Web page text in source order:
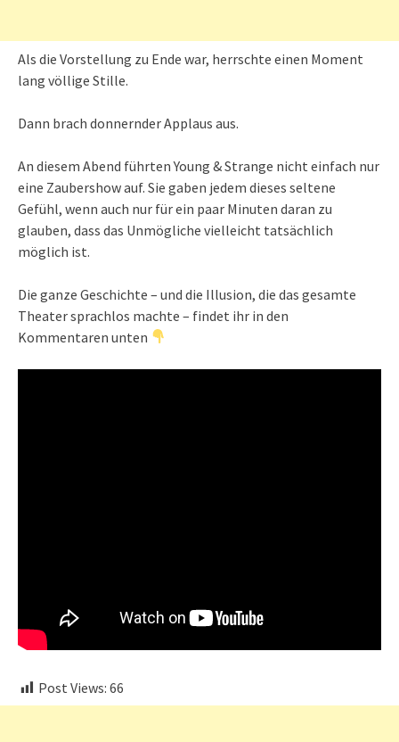
Als die Vorstellung zu Ende war, herrschte einen Moment
lang völlige Stille.
Dann brach donnernder Applaus aus.
An diesem Abend führten Young & Strange nicht einfach nur
eine Zaubershow auf. Sie gaben jedem dieses seltene
Gefühl, wenn auch nur für ein paar Minuten daran zu
glauben, dass das Unmögliche vielleicht tatsächlich
möglich ist.
Die ganze Geschichte – und die Illusion, die das gesamte
Theater sprachlos machte – findet ihr in den
Kommentaren unten
Post Views: 66